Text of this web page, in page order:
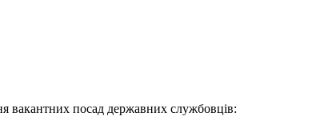
вакантних посад державних службовців: